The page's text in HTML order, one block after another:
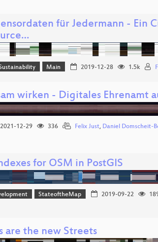
für Jedermann - Ein
Main 2019-12-28 1.5k
wirken - Digitales Ehrenamt
2021-12-29 336 Felix Just, Daniel Domscheit-
for OSM in PostGIS
StateoftheMap 2019-09-22
are the new Streets